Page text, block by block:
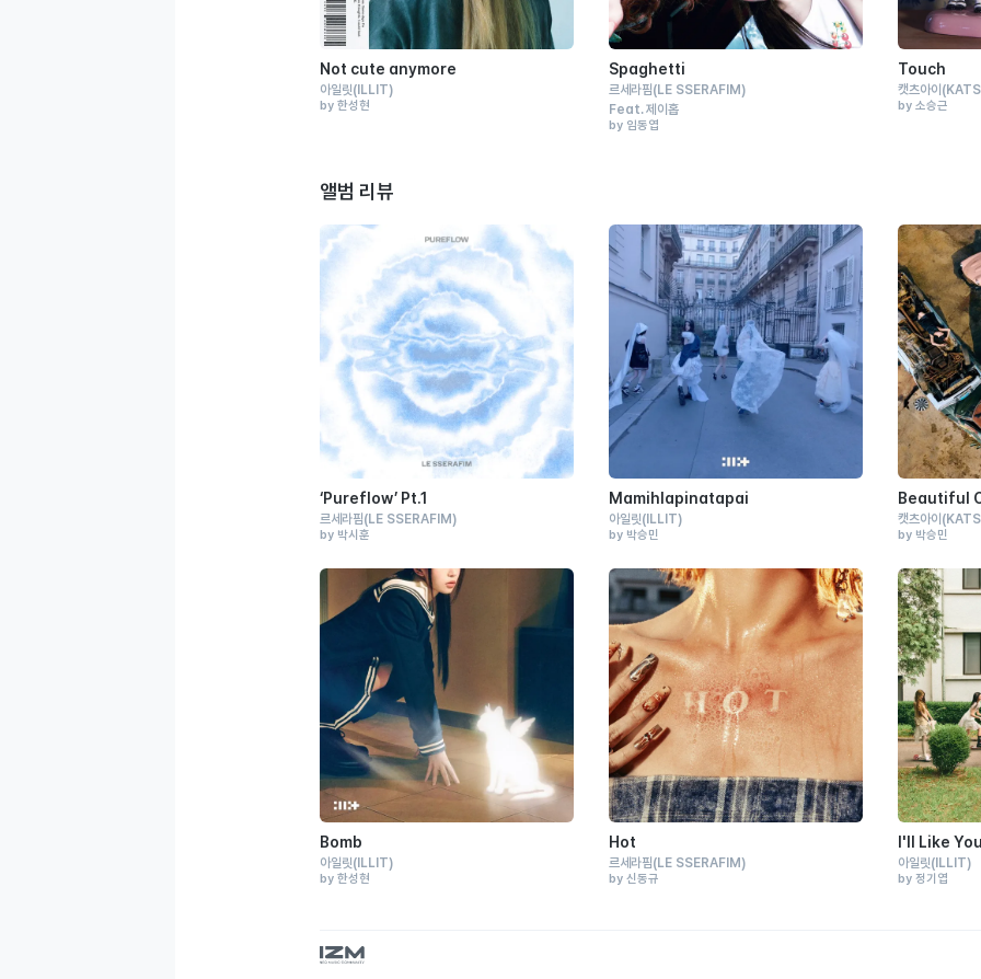
Not cute anymore
아일릿(ILLIT)
by 한성현
Spaghetti
르세라핌(LE SSERAFIM)
Feat.제이홉
by 임동엽
Touch
캣츠아이
by 소승근
앨범 리뷰
‘Pureflow’ Pt.1
르세라핌(LE SSERAFIM)
by 박시훈
Mamihlapinatapai
아일릿(ILLIT)
by 박승민
Beautiful
캣츠아이
by 박승민
Bomb
아일릿(ILLIT)
by 한성현
Hot
르세라핌(LE SSERAFIM)
by 신동규
I'll Like
아일릿(ILLIT)
by 정기엽